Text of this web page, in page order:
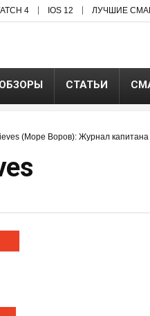
4 IOS 12 ЛУЧШИЕ
ОБЗОРЫ СТАТЬИ
(Море Воров): Журнал капитана